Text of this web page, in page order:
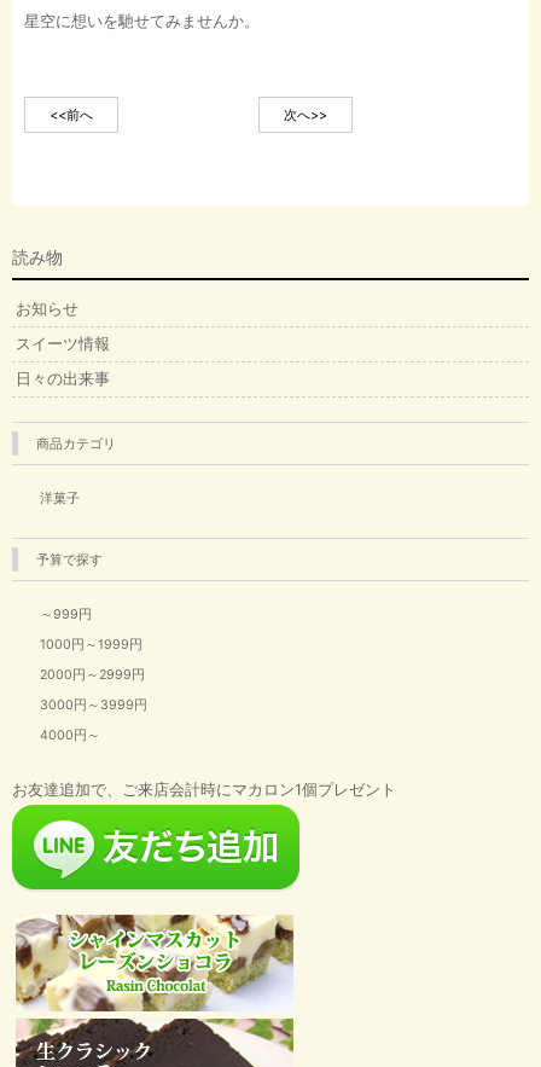
星空に想いを馳せてみませんか。
<<前へ 次へ>>
読み物
お知らせ
スイーツ情報
日々の出来事
商品カテゴリ
洋菓子
予算で探す
～999円
1000円～1999円
2000円～2999円
3000円～3999円
4000円～
お友達追加で、ご来店会計時にマカロン1個プレゼント